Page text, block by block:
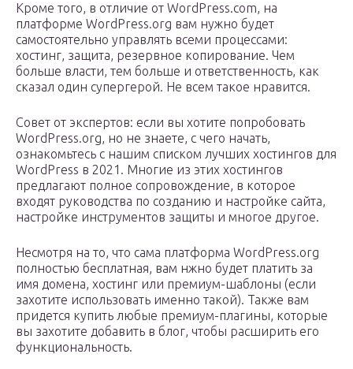
Кроме того, в отличие от WordPress.com, на
платформе WordPress.org вам нужно будет
самостоятельно управлять всеми процессами:
хостинг, защита, резервное копирование. Чем
больше власти, тем больше и ответственность, как
сказал один супергерой. Не всем такое нравится.
Совет от экспертов: если вы хотите попробовать
WordPress.org, но не знаете, с чего начать,
ознакомьтесь с нашим списком лучших хостингов для
WordPress в 2021. Многие из этих хостингов
предлагают полное сопровождение, в которое
входят руководства по созданию и настройке сайта,
настройке инструментов защиты и многое другое.
Несмотря на то, что сама платформа WordPress.org
полностью бесплатная, вам нжно будет платить за
имя домена, хостинг или премиум-шаблоны (если
захотите использовать именно такой). Также вам
придется купить любые премиум-плагины, которые
вы захотите добавить в блог, чтобы расширить его
функциональность.